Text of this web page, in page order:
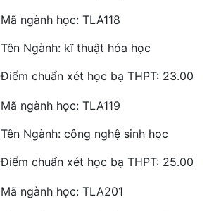
Mã ngành học: TLA118
Tên Ngành: kĩ thuật hóa học
Điểm chuẩn xét học bạ THPT: 23.00
Mã ngành học: TLA119
Tên Ngành: công nghệ sinh học
Điểm chuẩn xét học bạ THPT: 25.00
Mã ngành học: TLA201